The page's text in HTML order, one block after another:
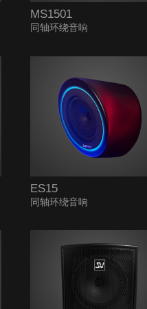
MS1501
同轴环绕音响
ES15
同轴环绕音响